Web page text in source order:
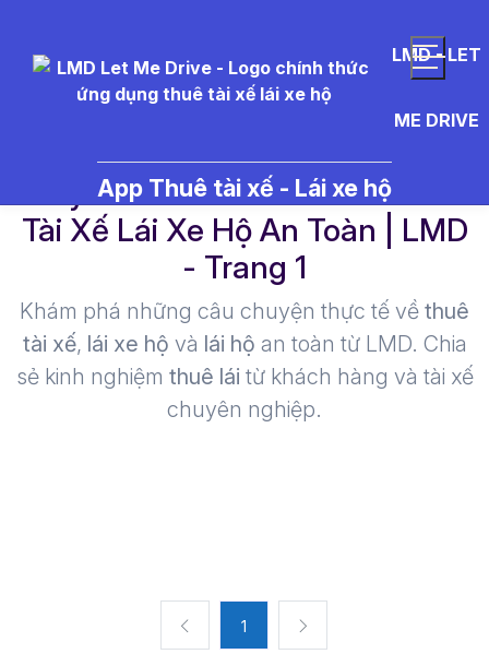
LMD - LET
ME DRIVE
App Thuê tài xế - Lái xe hộ
Toyota%20c%C5%A9 - Thuê
Tài Xế Lái Xe Hộ An Toàn | LMD
- Trang 1​
Khám phá những câu chuyện thực tế về thuê
tài xế, lái xe hộ và lái hộ an toàn từ LMD. Chia
sẻ kinh nghiệm thuê lái từ khách hàng và tài xế
chuyên nghiệp.
1